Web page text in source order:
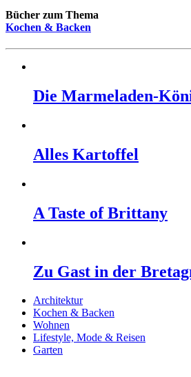
Bücher zum Thema
Kochen & Backen
Die Mar­me­la­den-
Al­les Kar­tof­fel
A Ta­ste of Brit­ta­ny
Zu Gast in der
Ar­chi­tek­tur
Ko­chen & Ba­cken
Woh­nen
Lifestyle, Mode & Reisen
Gar­ten